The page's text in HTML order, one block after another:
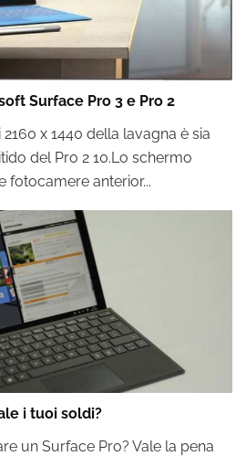
Surface Pro 3 e Pro 2
x 1440 della lavagna è sia
del Pro 2 10.Lo schermo
fotocamere anterior...
i tuoi soldi?
un Surface Pro? Vale la pena